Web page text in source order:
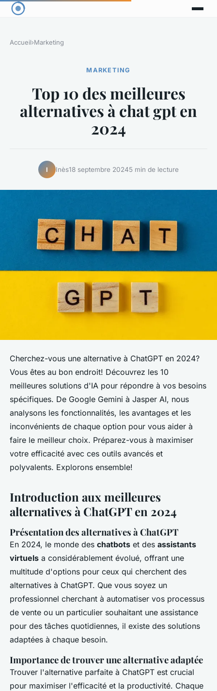
Accueil›Marketing
MARKETING
Top 10 des meilleures
alternatives à chat gpt en
2024
I Inès18 septembre 20245 min de lecture
Cherchez-vous une alternative à ChatGPT en 2024?
Vous êtes au bon endroit! Découvrez les 10
meilleures solutions d'IA pour répondre à vos besoins
spécifiques. De Google Gemini à Jasper AI, nous
analysons les fonctionnalités, les avantages et les
inconvénients de chaque option pour vous aider à
faire le meilleur choix. Préparez-vous à maximiser
votre efficacité avec ces outils avancés et
polyvalents. Explorons ensemble!
Introduction aux meilleures
alternatives à ChatGPT en 2024
Présentation des alternatives à ChatGPT
En 2024, le monde des chatbots et des assistants
virtuels a considérablement évolué, offrant une
multitude d'options pour ceux qui cherchent des
alternatives à ChatGPT. Que vous soyez un
professionnel cherchant à automatiser vos processus
de vente ou un particulier souhaitant une assistance
pour des tâches quotidiennes, il existe des solutions
adaptées à chaque besoin.
Importance de trouver une alternative adaptée
Trouver l'alternative parfaite à ChatGPT est crucial
pour maximiser l'efficacité et la productivité. Chaque